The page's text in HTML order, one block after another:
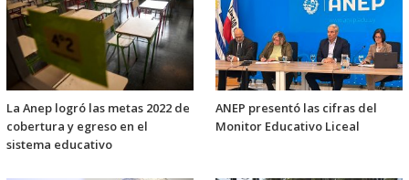
La Anep logró las metas 2022 de
cobertura y egreso en el
sistema educativo
ANEP presentó las cifras del
Monitor Educativo Liceal